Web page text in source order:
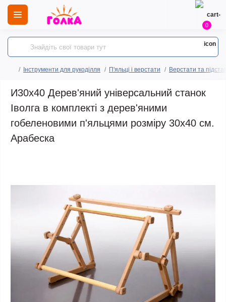
0
Інструменти для рукоділля П'яльці і верстати Верстати та
И30х40 Дерев'яний універсальний станок
Іволга в комплекті з дерев'яними
гобеленовими п'яльцями розміру 30х40 см.
Арабеска